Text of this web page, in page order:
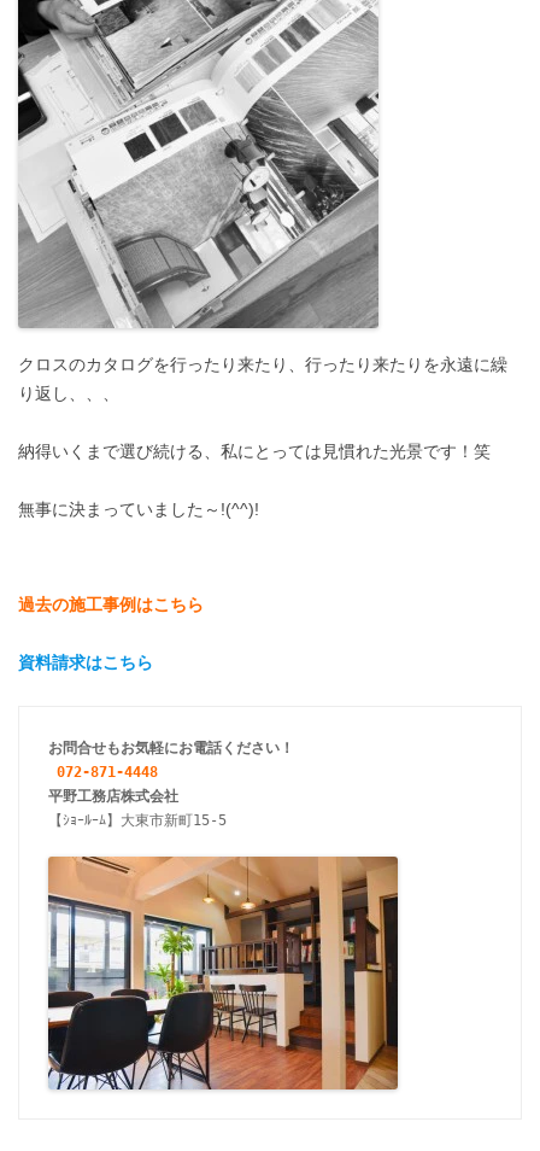
クロスのカタログを行ったり来たり、行ったり来たりを永遠に繰
り返し、、、
納得いくまで選び続ける、私にとっては見慣れた光景です！笑
無事に決まっていました～!(^^)!
過去の施工事例はこちら
資料請求はこちら
お問合せもお気軽にお電話ください！
072-871-4448
【ｼｮｰﾙｰﾑ】大東市新町15-5